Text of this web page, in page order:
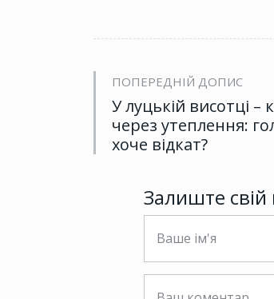
ПОПЕРЕДНІЙ ДОПИС
У луцькій висотці –
через утеплення:
хоче відкат?
Залиште